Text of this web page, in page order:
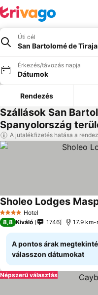
Úti cél
San Bartolomé de
Érkezés/távozás napja
Dátumok
Rendezés
Szállások San
Spanyolország
A jutalékfizetés hatása a
4 KategóriaHotel
Sholeo Lodges
8,8 Kiváló 1746 17.9
A pontos árak
válasszon dátumokat
Népszerű választás